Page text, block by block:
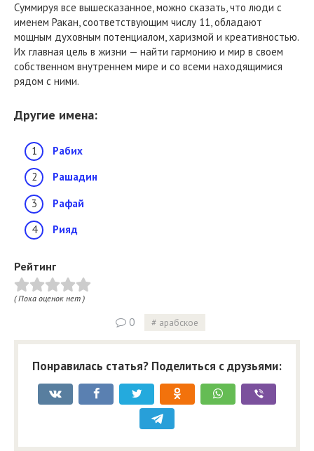
Суммируя все вышесказанное, можно сказать, что люди с
именем Ракан, соответствующим числу 11, обладают
мощным духовным потенциалом, харизмой и креативностью.
Их главная цель в жизни — найти гармонию и мир в своем
собственном внутреннем мире и со всеми находящимися
рядом с ними.
Другие имена:
Рабих
Рашадин
Рафай
Рияд
Рейтинг
( Пока оценок нет )
0 арабское
Понравилась статья? Поделиться с друзьями: